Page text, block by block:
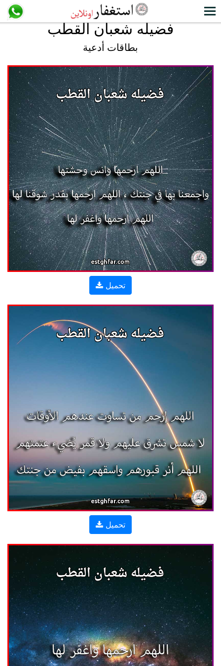
فضيله شعبان القطب
بطاقات أدعية
تحميل
تحميل